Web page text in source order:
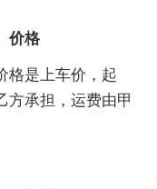
价格
格是上车价，起
方承担，运费由甲